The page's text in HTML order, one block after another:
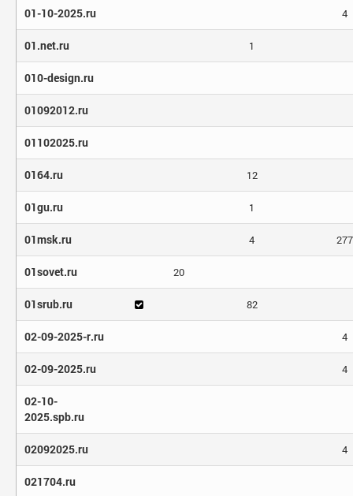
01-10-2025.ru 4
01.net.ru 1
010-design.ru
01092012.ru
01102025.ru
0164.ru 12
01gu.ru 1
01msk.ru 4 277
01sovet.ru 20
01srub.ru 82
02-09-2025-r.ru 4
02-09-2025.ru 4
02-10-
2025.spb.ru
02092025.ru 4
021704.ru